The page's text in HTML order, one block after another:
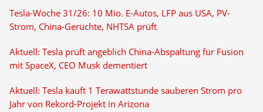
Tesla-Woche 31/26: 10 Mio. E-Autos, LFP aus USA, PV-
Strom, China-Gerüchte, NHTSA prüft
Aktuell: Tesla prüft angeblich China-Abspaltung für Fusion
mit SpaceX, CEO Musk dementiert
Aktuell: Tesla kauft 1 Terawattstunde sauberen Strom pro
Jahr von Rekord-Projekt in Arizona